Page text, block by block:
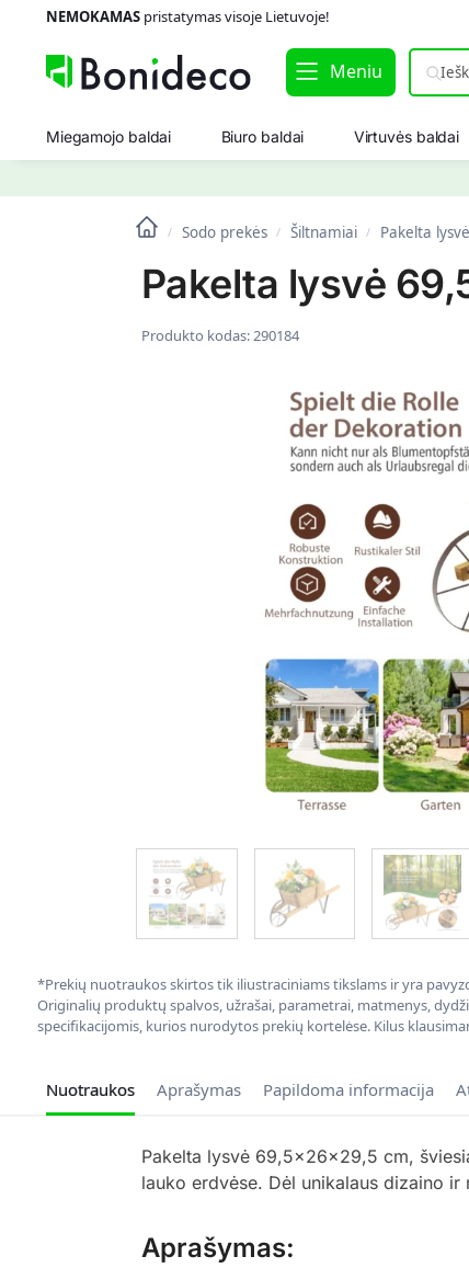
NEMOKAMASpristatymas visoje Lietuvoje!
Meniu
Miegamojo baldai Biuro baldai Virtuvės baldai
/ Sodo prekės / Šiltnamiai / Pakelta
Pakelta lysvė
Produkto kodas:290184
*Prekių nuotraukos skirtos tik iliustraciniams tikslams ir yra
Originalių produktų spalvos, užrašai, parametrai, matmenys,
specifikacijomis, kurios nurodytos prekių kortelėse. Kilus
Nuotraukos Aprašymas Papildoma informacija
Pakelta lysvė 69,5x26x29,5 cm,
lauko erdvėse. Dėl unikalaus dizaino
Aprašymas: